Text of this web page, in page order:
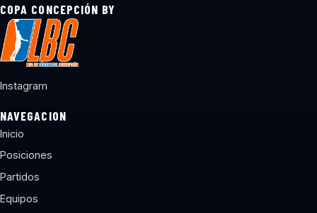
COPA CONCEPCIÓN BY
Instagram
NAVEGACION
Inicio
Posiciones
Partidos
Equipos